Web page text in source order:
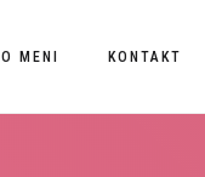
O MENI KONTAKT